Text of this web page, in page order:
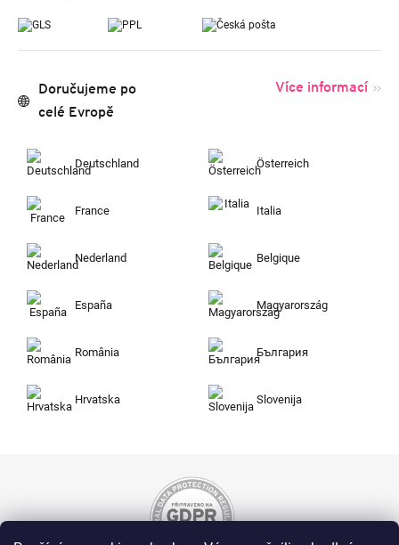
Doručujeme po
celé Evropě
Více informací
Deutschland Österreich
France Italia
Nederland Belgique
España Magyarország
România България
Hrvatska Slovenija